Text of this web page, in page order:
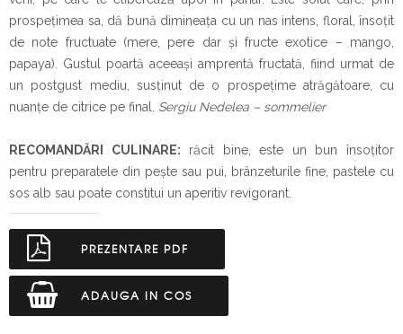
prospețimea sa, dă bună dimineața cu un nas intens, floral, însoțit
de note fructuate (mere, pere dar și fructe exotice – mango,
papaya). Gustul poartă aceeași amprentă fructată, fiind urmat de
un postgust mediu, susținut de o prospețime atrăgătoare, cu
nuanțe de citrice pe final. Sergiu Nedelea – sommelier
RECOMANDĂRI CULINARE: răcit bine, este un bun însoţitor
pentru preparatele din pește sau pui, brânzeturile fine, pastele cu
sos alb sau poate constitui un aperitiv revigorant.
PREZENTARE PDF
ADAUGA IN COS